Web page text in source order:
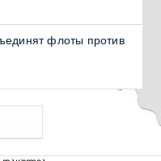
флоты против